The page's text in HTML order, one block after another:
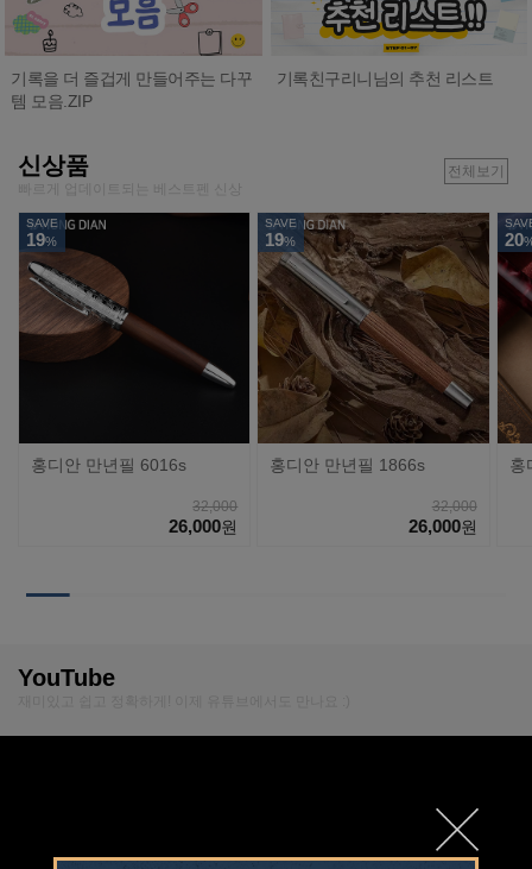
기록을 더 즐겁게 만들어주는 다꾸
템 모음.ZIP
기록친구리니님의 추천 리스트
신상품
빠르게 업데이트되는 베스트펜 신상
전체보기
SAVE
19%
홍디안 만년필 6016s
32,000
26,000원
SAVE
19%
홍디안 만년필 1866s
32,000
26,000원
20
홍
YouTube